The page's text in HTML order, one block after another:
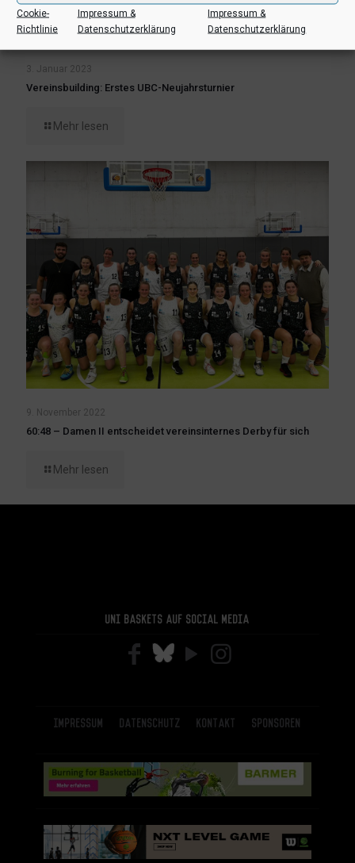
Cookie-
Richtlinie
Impressum &
Datenschutzerklärung
Impressum &
Datenschutzerklärung
3. Januar 2023
Vereinsbuilding: Erstes UBC-Neujahrsturnier
Mehr lesen
9. November 2022
60:48 – Damen II entscheidet vereinsinternes Derby für sich
Mehr lesen
Uni Baskets auf Social Media
Impressum Datenschutz Kontakt Sponsoren